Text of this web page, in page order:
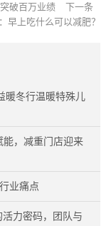
破百万业绩
下一条
早上吃什么可以减肥？
暖冬行温暖特殊儿
能，减重门店迎来
业痛点
活力密码，团队与